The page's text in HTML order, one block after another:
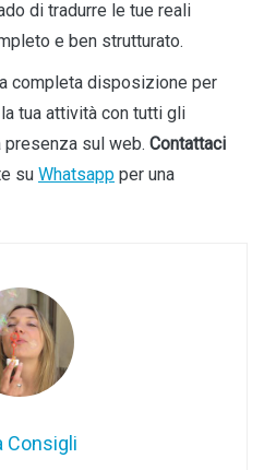
di tradurre le tue reali
e ben strutturato.
completa disposizione per
tua attività con tutti gli
sul web. Contattaci
su Whatsapp per una
Consigli